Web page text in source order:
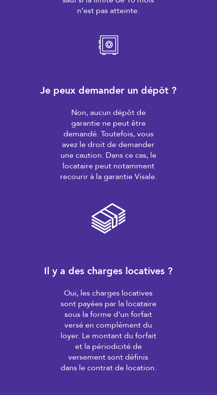
n’est pas atteinte.
Je peux demander un dépôt ?
Non, aucun dépôt de
garantie ne peut être
demandé. Toutefois, vous
avez le droit de demander
une caution. Dans ce cas, le
locataire peut notamment
recourir à la garantie Visale.
Il y a des charges locatives ?
Oui, les charges locatives
sont payées par la locataire
sous la forme d'un forfait
versé en complément du
loyer. Le montant du forfait
et la périodicité de
versement sont définis
dans le contrat de location.